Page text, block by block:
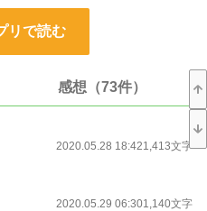
たため、術を使って治療を施す。
撃されて旅に付いて来てしまう。
治癒の力で回復したが、気が付くとさっ
付いて行く。が、着いた先は祖国ヴァ
リで読む
感想（73件）
2020.05.28 18:421,413文字
2020.05.29 06:301,140文字